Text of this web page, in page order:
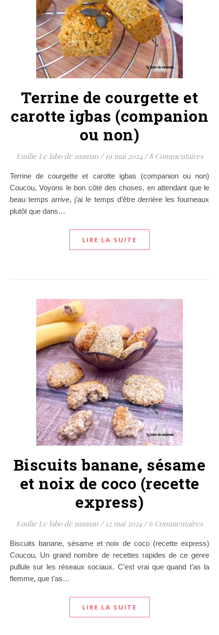
Terrine de courgette et
carotte igbas (companion
ou non)
Emilie Le labo de maman / 19 mai 2024 / 8 Commentaires
Terrine de courgette et carotte igbas (companion ou non)
Coucou, Voyons le bon côté des choses, en attendant que le
beau temps arrive, j’ai le temps d’être derrière les fourneaux
plutôt que dans…
LIRE LA SUITE
Biscuits banane, sésame
et noix de coco (recette
express)
Emilie Le labo de maman / 12 mai 2024 / 6 Commentaires
Biscuits banane, sésame et noix de coco (recette express)
Coucou, Un grand nombre de recettes rapides de ce genre
pullule sur les réseaux sociaux. C’est vrai que quand t’as la
flemme, que t’as…
LIRE LA SUITE